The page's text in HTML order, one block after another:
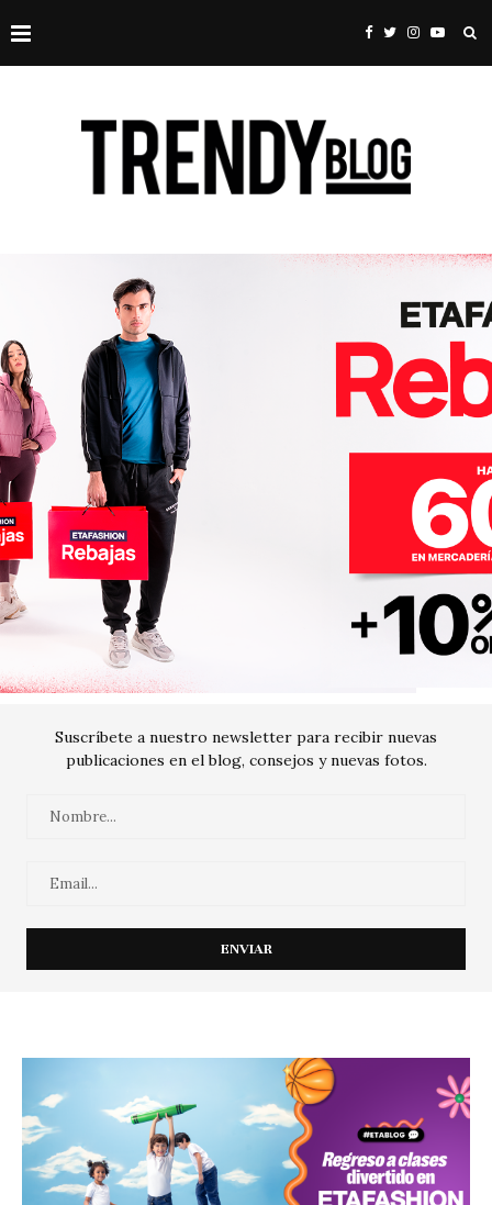
Suscríbete a nuestro newsletter para recibir nuevas
publicaciones en el blog, consejos y nuevas fotos.